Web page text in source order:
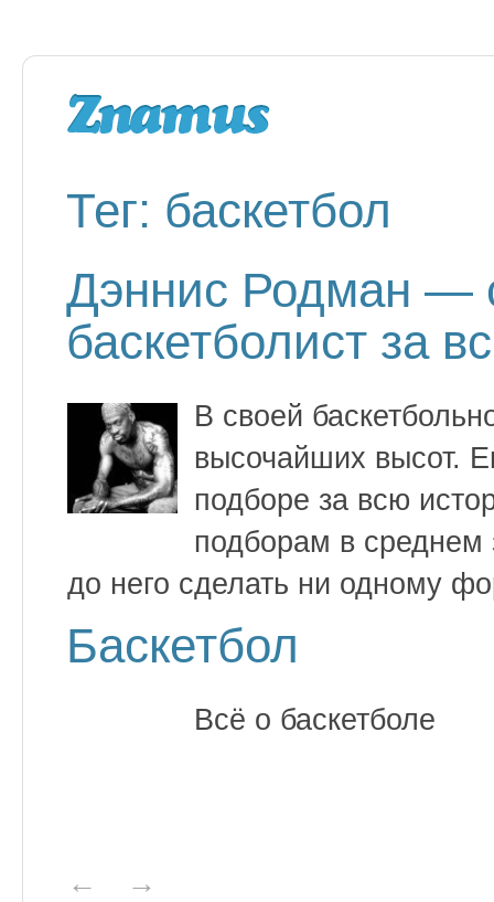
Тег: баскетбол
Дэннис Родман —
баскетболист за
В своей
высочайших высот.
подборе за всю
подборам в среднем
до него сделать ни одному
Баскетбол
Всё о баскетболе
← →